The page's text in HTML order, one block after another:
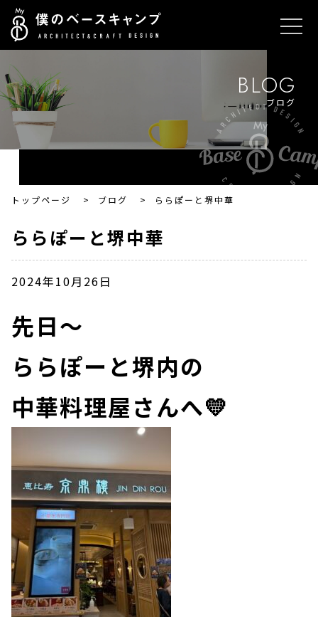
BLOG
ブログ
トップページ > ブログ > ららぽーと堺中華
ららぽーと堺中華
2024年10月26日
先日～
ららぽーと堺内の
中華料理屋さんへ💛